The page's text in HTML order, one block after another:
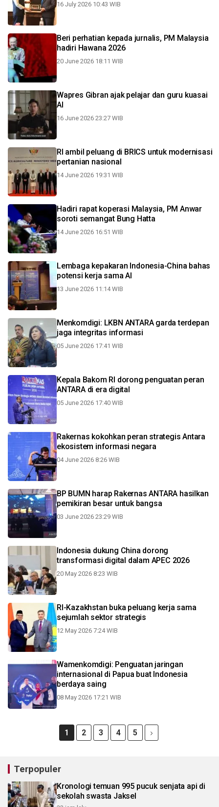
16 July 2026 10:43 WIB
Beri perhatian kepada jurnalis, PM Malaysia
hadiri Hawana 2026
20 June 2026 18:11 WIB
Wapres Gibran ajak pelajar dan guru kuasai
AI
16 June 2026 23:27 WIB
RI ambil peluang di BRICS untuk modernisasi
pertanian nasional
14 June 2026 19:31 WIB
Hadiri rapat koperasi Malaysia, PM Anwar
soroti semangat Bung Hatta
14 June 2026 16:51 WIB
Lembaga kepakaran Indonesia-China bahas
potensi kerja sama AI
13 June 2026 11:14 WIB
Menkomdigi: LKBN ANTARA garda terdepan
jaga integritas informasi
05 June 2026 17:41 WIB
Kepala Bakom RI dorong penguatan peran
ANTARA di era digital
05 June 2026 17:40 WIB
Rakernas kokohkan peran strategis Antara
ekosistem informasi negara
04 June 2026 8:26 WIB
BP BUMN harap Rakernas ANTARA hasilkan
pemikiran besar untuk bangsa
03 June 2026 23:29 WIB
Indonesia dukung China dorong
transformasi digital dalam APEC 2026
20 May 2026 8:23 WIB
RI-Kazakhstan buka peluang kerja sama
sejumlah sektor strategis
12 May 2026 7:24 WIB
Wamenkomdigi: Penguatan jaringan
internasional di Papua buat Indonesia
berdaya saing
08 May 2026 17:21 WIB
1 2 3 4 5
Terpopuler
Kronologi temuan 995 pucuk senjata api di
sekolah swasta Jaksel